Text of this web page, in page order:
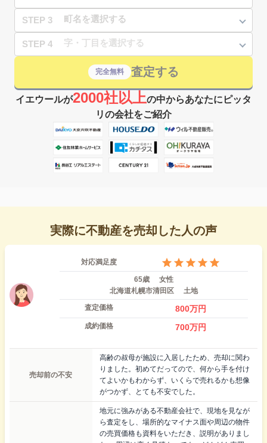
STEP 3
STEP 4
完全無料 査定する
イエウールが2000社以上の中からあなたにピッタ
リの会社をご紹介
実際に不動産を売却した人の声
対応満足度
65歳
女性
北海道札幌市清田区
土地
査定価格
800万円
成約価格 700万円
売却前の不安
高齢の叔母が施設に入居したため、売却に関わ
りました。初めてだってので、何から手を付け
てよいかもわからず、いくらで売れるかも想像
がつかず、とても不安でした。
地元に強みがある不動産会社で、現地を見なが
ら査定をし、場所的なマイナス面や周辺の物件
の売買価格も資料をいただき、説明がありまし